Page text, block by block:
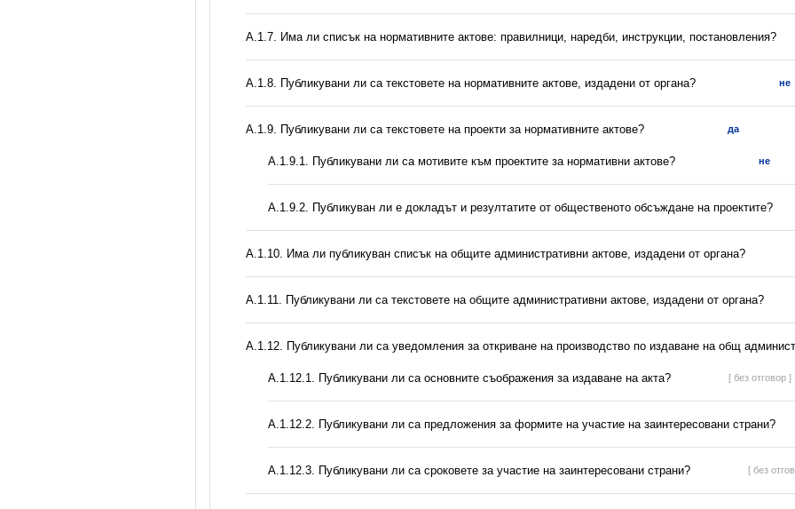
А.1.7. Има ли списък на нормативните актове: правилници, наредби, инструкции, постановления?
А.1.8. Публикувани ли са текстовете на нормативните актове, издадени от органа? не
А.1.9. Публикувани ли са текстовете на проекти за нормативните актове? да
А.1.9.1. Публикувани ли са мотивите към проектите за нормативни актове? не
А.1.9.2. Публикуван ли е докладът и резултатите от общественото обсъждане на проектите?
А.1.10. Има ли публикуван списък на общите административни актове, издадени от органа?
А.1.11. Публикувани ли са текстовете на общите административни актове, издадени от органа?
А.1.12. Публикувани ли са уведомления за откриване на производство по издаване на общ
А.1.12.1. Публикувани ли са основните съображения за издаване на акта? [ без отговор ]
А.1.12.2. Публикувани ли са предложения за формите на участие на заинтересовани страни?
А.1.12.3. Публикувани ли са сроковете за участие на заинтересовани страни? [ без